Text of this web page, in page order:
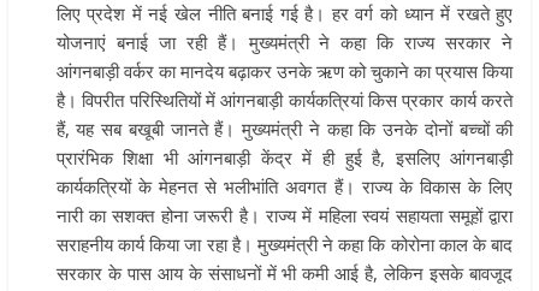
लिए प्रदेश में नई खेल नीति बनाई गई है। हर वर्ग को ध्यान में रखते हुए
योजनाएं बनाई जा रही हैं। मुख्यमंत्री ने कहा कि राज्य सरकार ने
आंगनबाड़ी वर्कर का मानदेय बढ़ाकर उनके ऋण को चुकाने का प्रयास किया
है। विपरीत परिस्थितियों में आंगनबाड़ी कार्यकत्रियां किस प्रकार कार्य करते
हैं, यह सब बखूबी जानते हैं। मुख्यमंत्री ने कहा कि उनके दोनों बच्चों की
प्रारंभिक शिक्षा भी आंगनबाड़ी केंद्र में ही हुई है, इसलिए आंगनबाड़ी
कार्यकत्रियों के मेहनत से भलीभांति अवगत हैं। राज्य के विकास के लिए
नारी का सशक्त होना जरूरी है। राज्य में महिला स्वयं सहायता समूहों द्वारा
सराहनीय कार्य किया जा रहा है। मुख्यमंत्री ने कहा कि कोरोना काल के बाद
सरकार के पास आय के संसाधनों में भी कमी आई है, लेकिन इसके बावजूद